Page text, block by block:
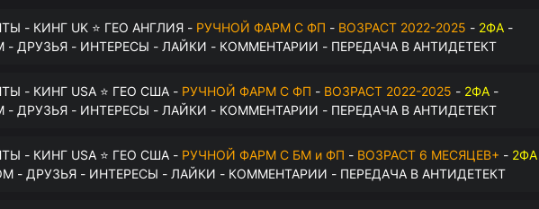
- КИНГ UK ⭐ ГЕО АНГЛИЯ - РУЧНОЙ ФАРМ С ФП - ВОЗРАСТ 2022-2025 - 2ФА -
ДРУЗЬЯ - ИНТЕРЕСЫ - ЛАЙКИ - КОММЕНТАРИИ - ПЕРЕДАЧА В АНТИДЕТЕКТ
- КИНГ USA ⭐ ГЕО США - РУЧНОЙ ФАРМ С ФП - ВОЗРАСТ 2022-2025 - 2ФА -
ДРУЗЬЯ - ИНТЕРЕСЫ - ЛАЙКИ - КОММЕНТАРИИ - ПЕРЕДАЧА В АНТИДЕТЕКТ
- КИНГ USA ⭐ ГЕО США - РУЧНОЙ ФАРМ С БМ и ФП - ВОЗРАСТ 6 МЕСЯЦЕВ+ - 2ФА
- ДРУЗЬЯ - ИНТЕРЕСЫ - ЛАЙКИ - КОММЕНТАРИИ - ПЕРЕДАЧА В АНТИДЕТЕКТ